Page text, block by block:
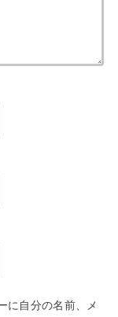
に自分の名前、メ